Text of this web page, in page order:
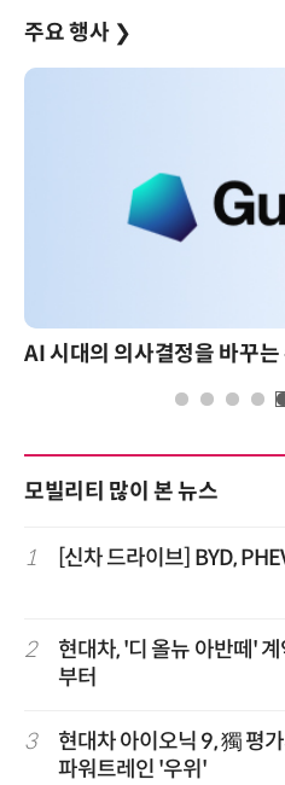
주요 행사 ❯
모빌리티 많이 본 뉴스
1 [신차 드라이브] BYD,
2
현대차, '디 올뉴 아반떼'
부터
3
현대차 아이오닉 9, 獨 평
파워트레인 '우위'